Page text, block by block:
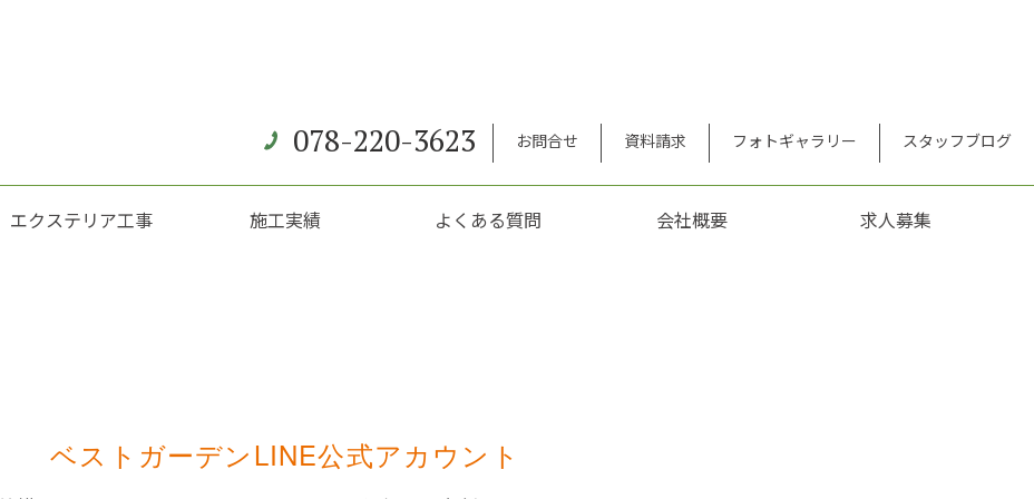
078-220-3623 お問合せ 資料請求 フォトギャラリー スタッフブログ
エクステリア工事 施工実績 よくある質問 会社概要 求人募集
ベストガーデンLINE公式アカウント